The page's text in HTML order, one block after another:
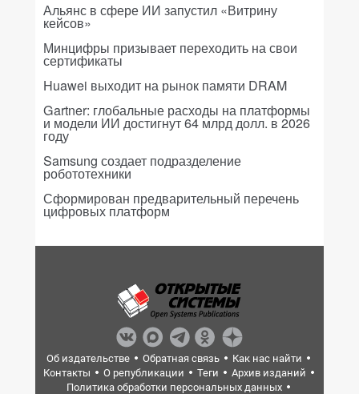
Альянс в сфере ИИ запустил «Витрину
кейсов»
Минцифры призывает переходить на свои
сертификаты
Huawei выходит на рынок памяти DRAM
Gartner: глобальные расходы на платформы
и модели ИИ достигнут 64 млрд долл. в 2026
году
Samsung создает подразделение
робототехники
Сформирован предварительный перечень
цифровых платформ
Об издательстве Обратная связь
Как нас найти
Контакты
О републикации Теги
Архив изданий
Политика обработки персональных данных